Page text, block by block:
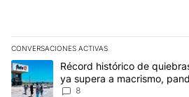
CONVERSACIONES ACTIVAS
Este listado muestra los artículos con
Un artículo de tendencia con el título
Récord histórico de
ya supera a macrismo,
8